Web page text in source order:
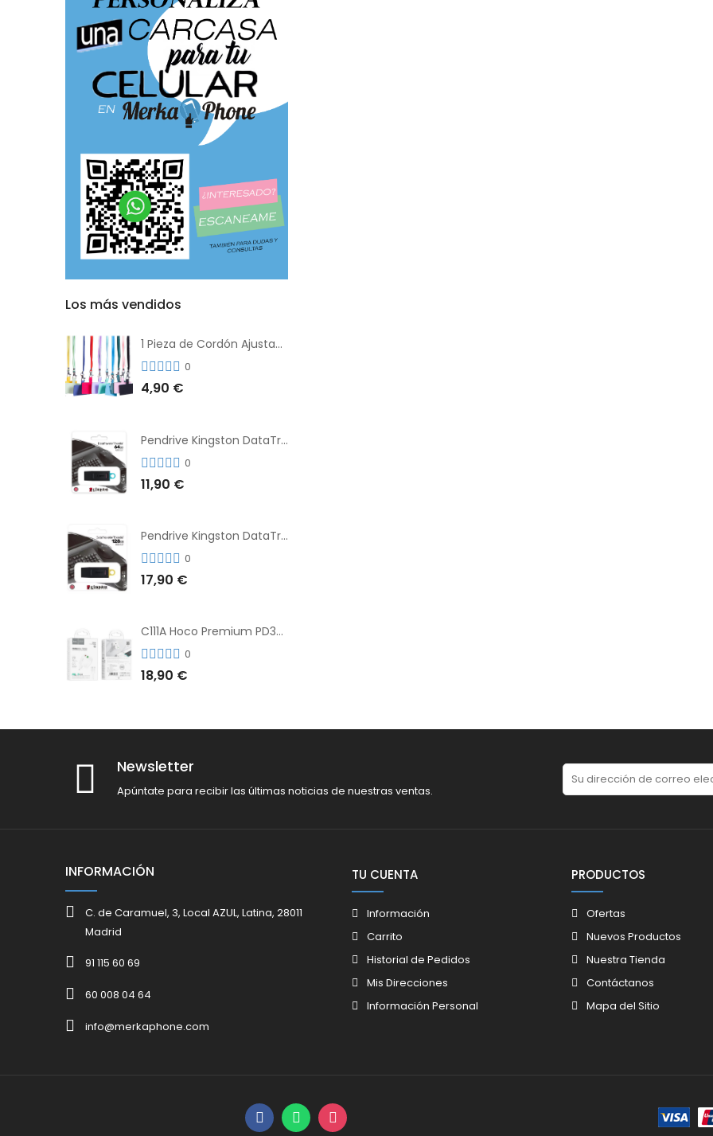
Los más vendidos
1 Pieza de Cordón Ajustable Universal Para el Teléfono Con Clip Antipérdida
0
4,90 €
Pendrive Kingston DataTraveler® Exodia™ 64GB 3.2'
0
11,90 €
Pendrive Kingston DataTraveler® Exodia™ 128GB 3.2´
0
17,90 €
C111A Hoco Premium PD30W Adaptador de Carga Rápida Puerto Dual USB+Tipo C + Cable
0
18,90 €
Newsletter
Apúntate para recibir las últimas noticias de nuestras ventas.
INFORMACIÓN
C. de Caramuel, 3, Local AZUL, Latina, 28011
Madrid
91 115 60 69
60 008 04 64
info@merkaphone.com
TU CUENTA
Información
Carrito
Historial de Pedidos
Mis Direcciones
Información Personal
PRODUCTOS
Ofertas
Nuevos Productos
Nuestra Tienda
Contáctanos
Mapa del Sitio